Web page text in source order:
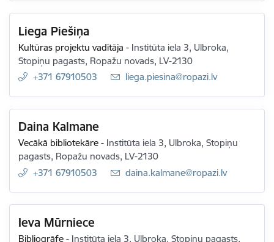
Liega Piešiņa
Kultūras projektu vadītāja - Institūta iela 3, Ulbroka,
Stopiņu pagasts, Ropažu novads, LV-2130
+371 67910503
E-pasts:
liega.piesina@ropazi.lv
Daina Kalmane
Vecākā bibliotekāre - Institūta iela 3, Ulbroka, Stopiņu
pagasts, Ropažu novads, LV-2130
+371 67910503
E-pasts:
daina.kalmane@ropazi.lv
Ieva Mūrniece
Bibliogrāfe - Institūta iela 3, Ulbroka, Stopiņu pagasts,